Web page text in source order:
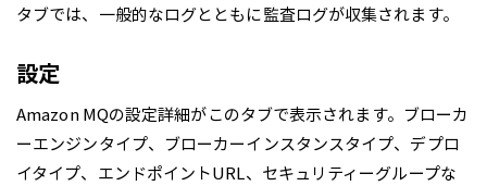
タブでは、一般的なログとともに監査ログが収集されます。
設定
Amazon MQの設定詳細がこのタブで表示されます。ブローカ
ーエンジンタイプ、ブローカーインスタンスタイプ、デプロ
イタイプ、エンドポイントURL、セキュリティーグループな